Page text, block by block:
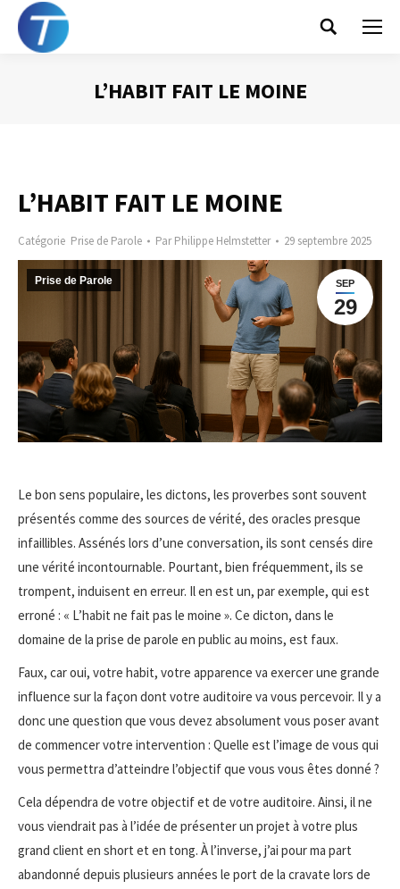
Search:
L’HABIT FAIT LE MOINE
L’HABIT FAIT LE MOINE
Catégorie Prise de Parole ParPhilippe Helmstetter 29 septembre 2025
SEP
29
Prise de Parole
Le bon sens populaire, les dictons, les proverbes sont souvent
présentés comme des sources de vérité, des oracles presque
infaillibles. Assénés lors d’une conversation, ils sont censés dire
une vérité incontournable. Pourtant, bien fréquemment, ils se
trompent, induisent en erreur. Il en est un, par exemple, qui est
erroné : « L’habit ne fait pas le moine ». Ce dicton, dans le
domaine de la prise de parole en public au moins, est faux.
Faux, car oui, votre habit, votre apparence va exercer une grande
influence sur la façon dont votre auditoire va vous percevoir. Il y a
donc une question que vous devez absolument vous poser avant
de commencer votre intervention : Quelle est l’image de vous qui
vous permettra d’atteindre l’objectif que vous vous êtes donné ?
Cela dépendra de votre objectif et de votre auditoire. Ainsi, il ne
vous viendrait pas à l’idée de présenter un projet à votre plus
grand client en short et en tong. À l’inverse, j’ai pour ma part
abandonné depuis plusieurs années le port de la cravate lors de